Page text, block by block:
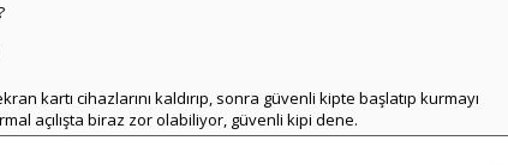
kartı cihazlarını kaldırıp, sonra güvenli kipte başlatıp kurmayı
açılışta biraz zor olabiliyor, güvenli kipi dene.